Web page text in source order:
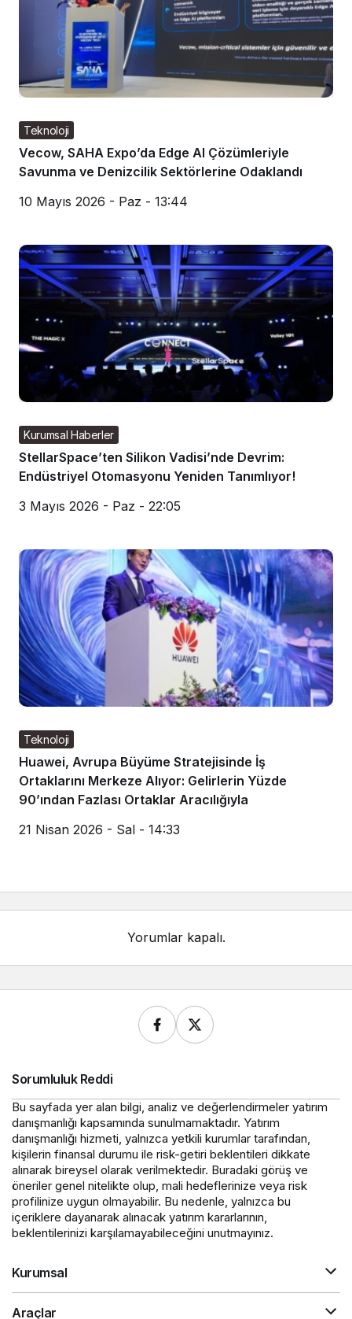
Teknoloji
Vecow, SAHA Expo’da Edge AI Çözümleriyle
Savunma ve Denizcilik Sektörlerine Odaklandı
10 Mayıs 2026 - Paz - 13:44
Kurumsal Haberler
StellarSpace’ten Silikon Vadisi’nde Devrim:
Endüstriyel Otomasyonu Yeniden Tanımlıyor!
3 Mayıs 2026 - Paz - 22:05
Teknoloji
Huawei, Avrupa Büyüme Stratejisinde İş
Ortaklarını Merkeze Alıyor: Gelirlerin Yüzde
90’ından Fazlası Ortaklar Aracılığıyla
21 Nisan 2026 - Sal - 14:33
Yorumlar kapalı.
Sorumluluk Reddi
Bu sayfada yer alan bilgi, analiz ve değerlendirmeler yatırım
danışmanlığı kapsamında sunulmamaktadır. Yatırım
danışmanlığı hizmeti, yalnızca yetkili kurumlar tarafından,
kişilerin finansal durumu ile risk-getiri beklentileri dikkate
alınarak bireysel olarak verilmektedir. Buradaki görüş ve
öneriler genel nitelikte olup, mali hedeflerinize veya risk
profilinize uygun olmayabilir. Bu nedenle, yalnızca bu
içeriklere dayanarak alınacak yatırım kararlarının,
beklentilerinizi karşılamayabileceğini unutmayınız.
Kurumsal
Araçlar